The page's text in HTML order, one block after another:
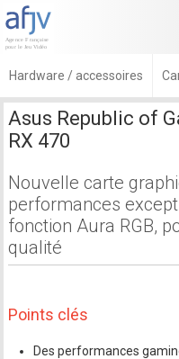
Hardware / accessoires
Asus Republic of
RX 470
Nouvelle carte
performances
fonction Aura RGB,
qualité
Points clés
Des performances